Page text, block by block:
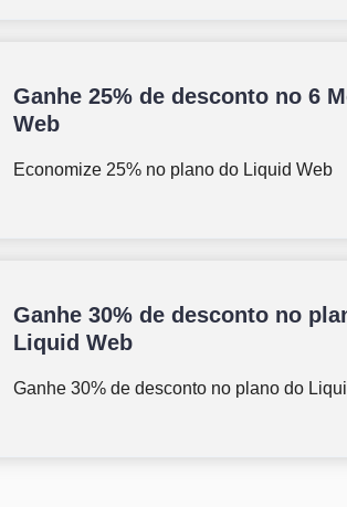
Ganhe 25% de desconto no 6
Web
Economize 25% no plano do Liquid Web
Ganhe 30% de desconto no
Liquid Web
Ganhe 30% de desconto no plano do